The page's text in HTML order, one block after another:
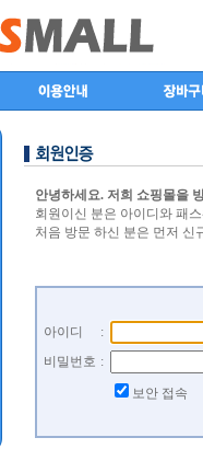
안녕하세요. 저희 쇼핑몰을
회원이신 분은 아이디와 패
처음 방문 하신 분은 먼저 신
아이디
:
비밀번호 :
보안 접속